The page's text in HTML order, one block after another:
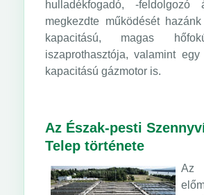
hulladékfogadó, -feldolgozó
megkezdte működését
kapacitású, magas
iszaprothasztója, valamint
kapacitású gázmotor is.
Az Észak-pesti
Telep története
Az